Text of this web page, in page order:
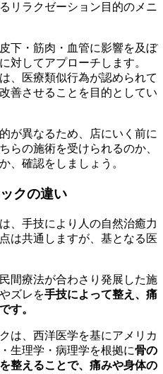
リラクゼーション目的のメニ
下・筋肉・血管に影響を及ぼ
対してアプローチします。
、医療類似行為が認められて
善させることを目的としてい
が異なるため、店にいく前に
らの施術を受けられるのか、
、確認をしましょう。
クの違い
、手技により人の自然治癒力
は共通しますが、基となる医
間療法が合わさり発展した施
ズレを手技によって整え、痛
す。
は、西洋医学を基にアメリカ
生理学・病理学を根拠に骨の
整えることで、痛みや身体の